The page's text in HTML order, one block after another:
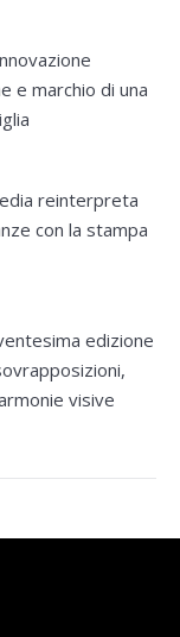
e marchio di una
reinterpreta
con la stampa
edizione
visive